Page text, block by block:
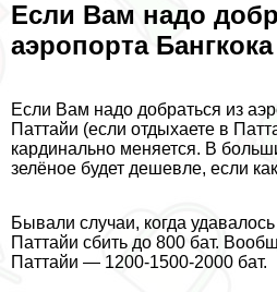
Если Вам надо
аэропорта
Если Вам надо добраться из
Паттайи (если отдыхаете в
кардинально меняется. В
зелёное будет дешевле, если
Бывали случаи, когда
Паттайи сбить до 800 бат.
Паттайи — 1200-1500-2000 бат.